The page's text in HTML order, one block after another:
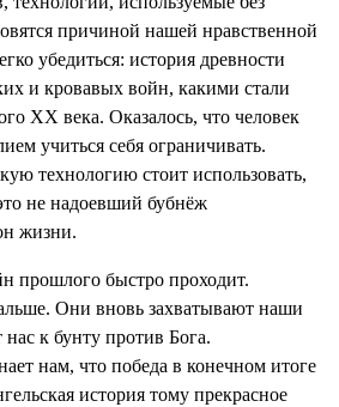
причиной нашей нравственной
убедиться: история древности
и кровавых войн, какими стали
XX века. Оказалось, что человек
учиться себя ограничивать.
технологию стоит использовать,
не надоевший бубнёж
жизни.
прошлого быстро проходит.
Они вновь захватывают наши
к бунту против Бога.
нам, что победа в конечном итоге
история тому прекрасное